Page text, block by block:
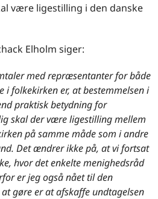
være ligestilling i den danske
Elholm siger:
med repræsentanter for både
folkekirken er, at bestemmelsen i
praktisk betydning for
skal der være ligestilling mellem
på samme måde som i andre
Det ændrer ikke på, at vi fortsat
hvor det enkelte menighedsråd
er jeg også nået til den
gøre er at afskaffe undtagelsen